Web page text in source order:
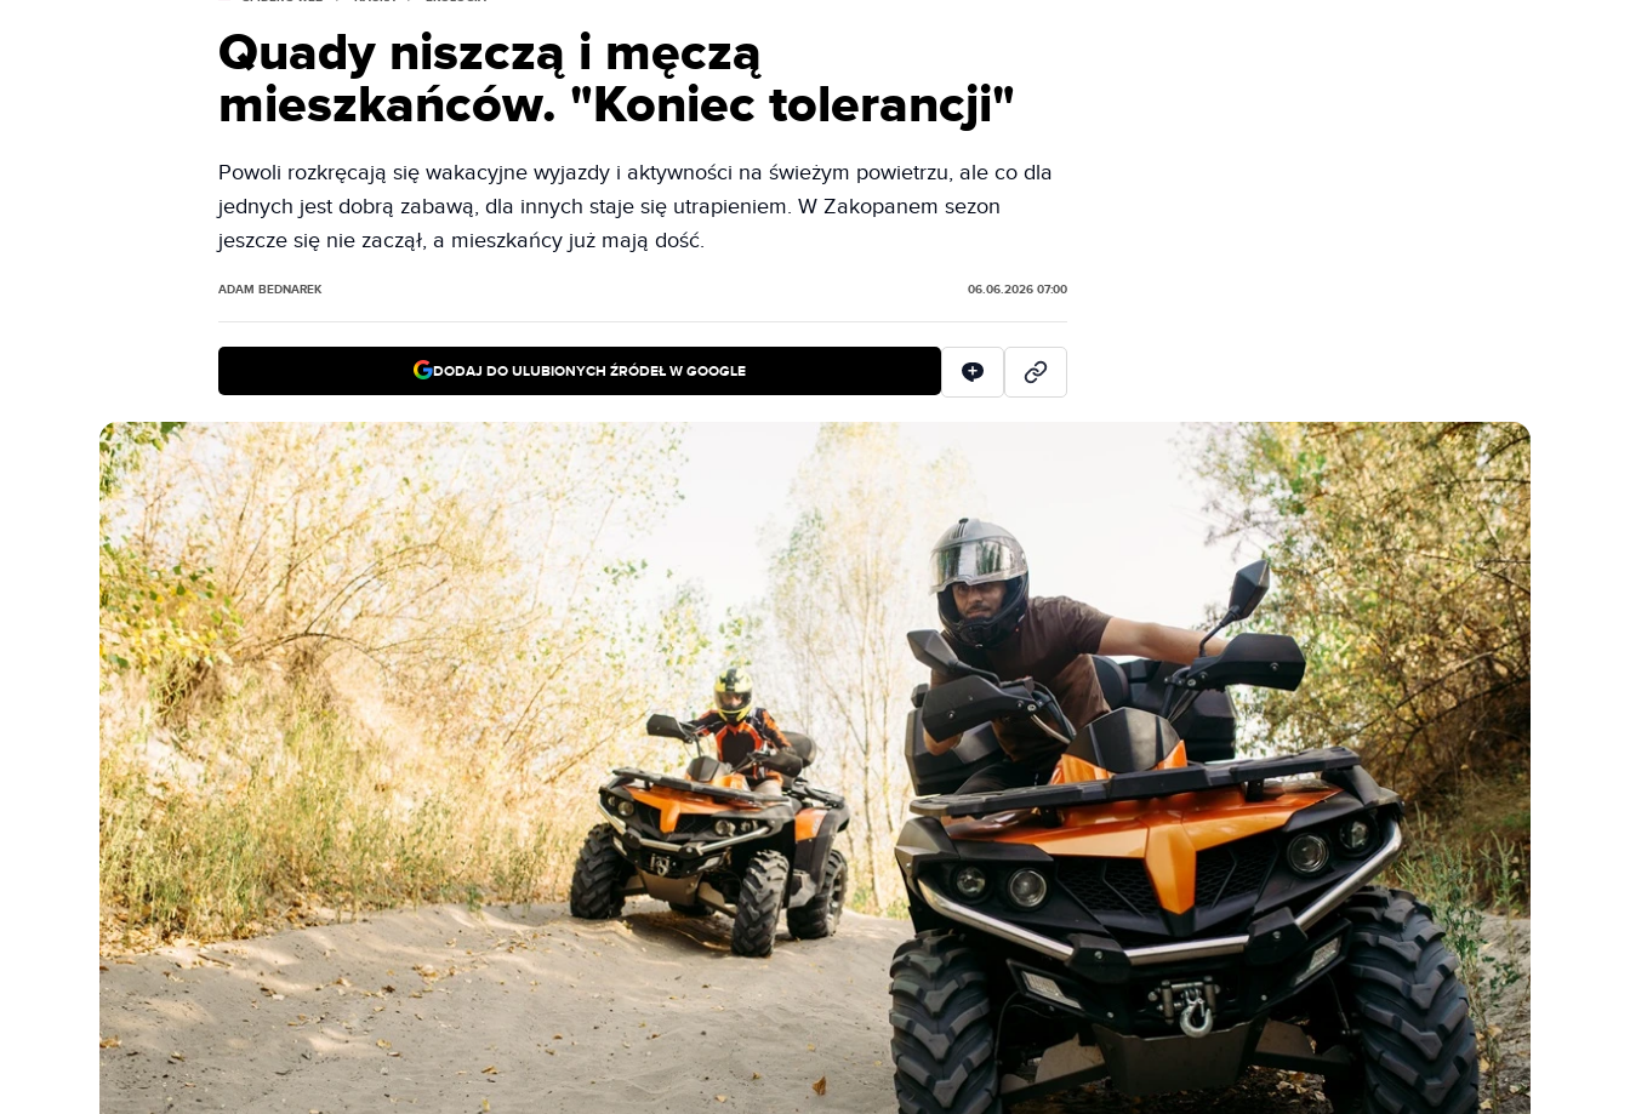
Quady niszczą i męczą
mieszkańców. "Koniec tolerancji"
Powoli rozkręcają się wakacyjne wyjazdy i aktywności na świeżym powietrzu, ale co dla
jednych jest dobrą zabawą, dla innych staje się utrapieniem. W Zakopanem sezon
jeszcze się nie zaczął, a mieszkańcy już mają dość.
ADAM BEDNAREK 06.06.2026 07:00
DODAJ DO ULUBIONYCH ŹRÓDEŁ W GOOGLE